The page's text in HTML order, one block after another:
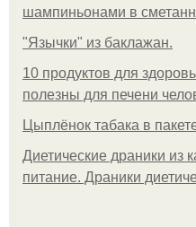
шампиньонами в
"Язычки" из баклажан.
10 продуктов для
полезны для печени
Цыплёнок табака в
Диетические драники из
питание. Драники